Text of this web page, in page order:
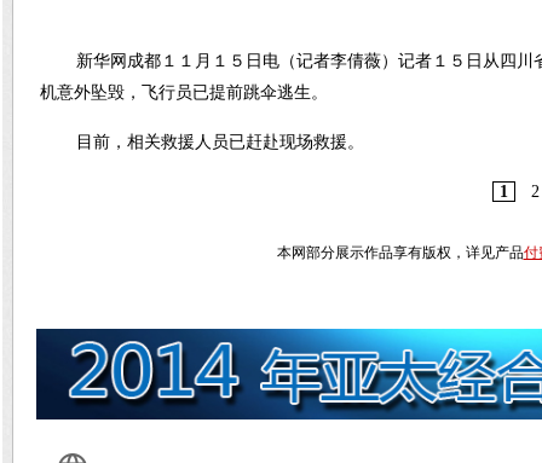
新华网成都１１月１５日电（记者李倩薇）记者１５日从四
机意外坠毁，飞行员已提前跳伞逃生。
目前，相关救援人员已赶赴现场救援。
1 2
本网部分展示作品享有版权，详见产品付